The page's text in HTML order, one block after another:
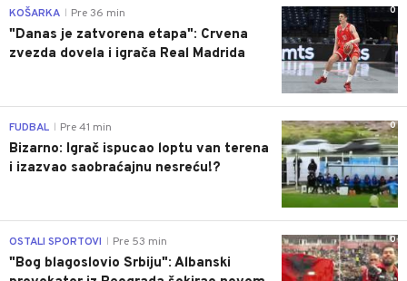
0
KOŠARKA Pre 36 min
"Danas je zatvorena etapa": Crvena
zvezda dovela i igrača Real Madrida
0
FUDBAL Pre 41 min
Bizarno: Igrač ispucao loptu van terena
i izazvao saobraćajnu nesreću!?
0
OSTALI SPORTOVI Pre 53 min
"Bog blagoslovio Srbiju": Albanski